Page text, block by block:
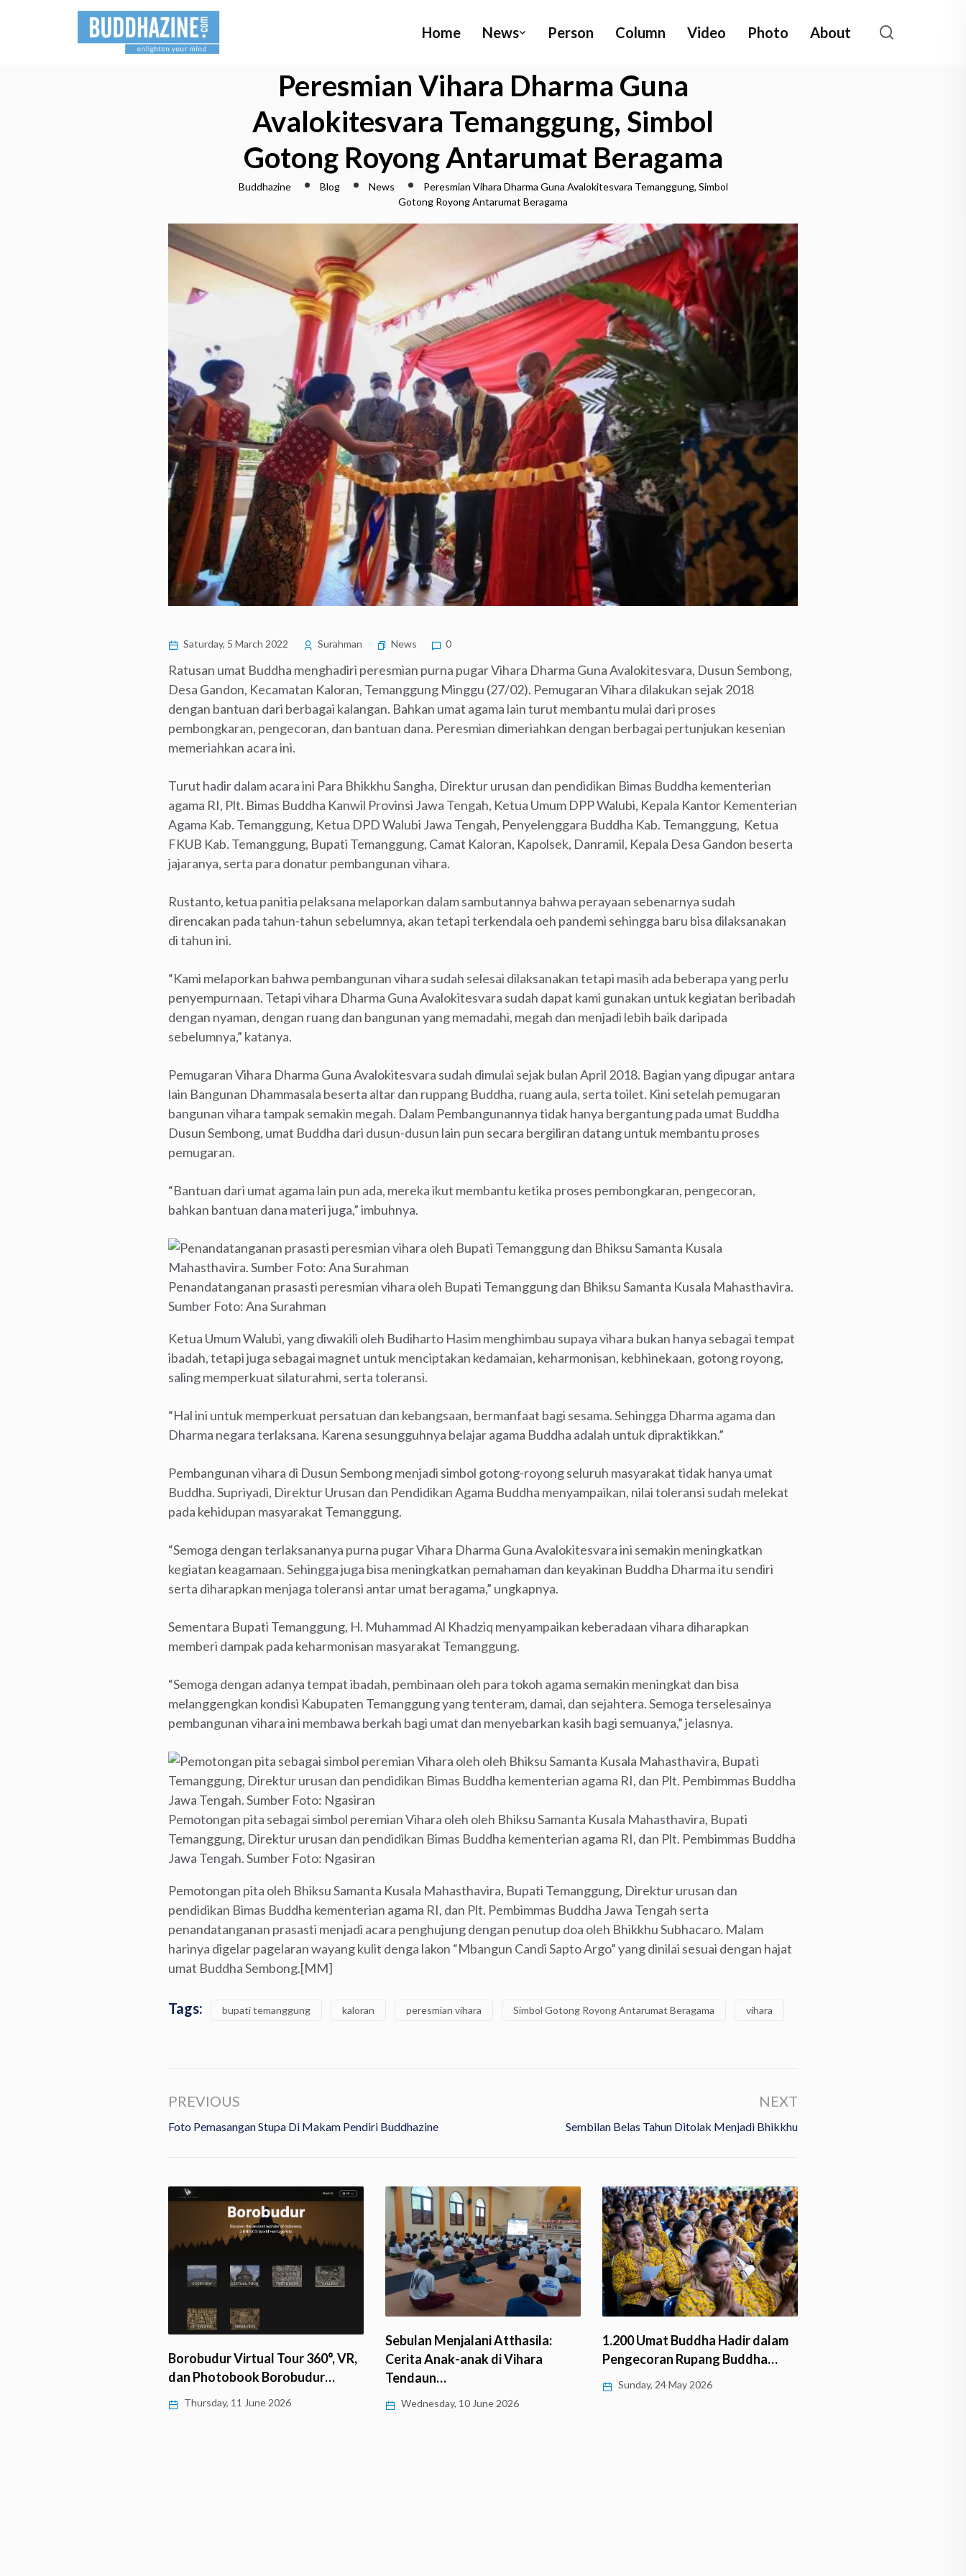
Home News Person Column Video Photo About
Peresmian Vihara Dharma Guna
Avalokitesvara Temanggung, Simbol
Gotong Royong Antarumat Beragama
Buddhazine Blog News
Peresmian Vihara Dharma Guna Avalokitesvara Temanggung, Simbol
Gotong Royong Antarumat Beragama
Saturday, 5 March 2022 Surahman News 0
Ratusan umat Buddha menghadiri peresmian purna pugar Vihara Dharma Guna Avalokitesvara, Dusun Sembong,
Desa Gandon, Kecamatan Kaloran, Temanggung Minggu (27/02). Pemugaran Vihara dilakukan sejak 2018
dengan bantuan dari berbagai kalangan. Bahkan umat agama lain turut membantu mulai dari proses
pembongkaran, pengecoran, dan bantuan dana. Peresmian dimeriahkan dengan berbagai pertunjukan kesenian
memeriahkan acara ini.
Turut hadir dalam acara ini Para Bhikkhu Sangha, Direktur urusan dan pendidikan Bimas Buddha kementerian
agama RI, Plt. Bimas Buddha Kanwil Provinsi Jawa Tengah, Ketua Umum DPP Walubi, Kepala Kantor Kementerian
Agama Kab. Temanggung, Ketua DPD Walubi Jawa Tengah, Penyelenggara Buddha Kab. Temanggung, Ketua
FKUB Kab. Temanggung, Bupati Temanggung, Camat Kaloran, Kapolsek, Danramil, Kepala Desa Gandon beserta
jajaranya, serta para donatur pembangunan vihara.
Rustanto, ketua panitia pelaksana melaporkan dalam sambutannya bahwa perayaan sebenarnya sudah
direncakan pada tahun-tahun sebelumnya, akan tetapi terkendala oeh pandemi sehingga baru bisa dilaksanakan
di tahun ini.
“Kami melaporkan bahwa pembangunan vihara sudah selesai dilaksanakan tetapi masih ada beberapa yang perlu
penyempurnaan. Tetapi vihara Dharma Guna Avalokitesvara sudah dapat kami gunakan untuk kegiatan beribadah
dengan nyaman, dengan ruang dan bangunan yang memadahi, megah dan menjadi lebih baik daripada
sebelumnya,” katanya.
Pemugaran Vihara Dharma Guna Avalokitesvara sudah dimulai sejak bulan April 2018. Bagian yang dipugar antara
lain Bangunan Dhammasala beserta altar dan ruppang Buddha, ruang aula, serta toilet. Kini setelah pemugaran
bangunan vihara tampak semakin megah. Dalam Pembangunannya tidak hanya bergantung pada umat Buddha
Dusun Sembong, umat Buddha dari dusun-dusun lain pun secara bergiliran datang untuk membantu proses
pemugaran.
“Bantuan dari umat agama lain pun ada, mereka ikut membantu ketika proses pembongkaran, pengecoran,
bahkan bantuan dana materi juga,” imbuhnya.
Penandatanganan prasasti peresmian vihara oleh Bupati Temanggung dan Bhiksu Samanta Kusala Mahasthavira.
Sumber Foto: Ana Surahman
Ketua Umum Walubi, yang diwakili oleh Budiharto Hasim menghimbau supaya vihara bukan hanya sebagai tempat
ibadah, tetapi juga sebagai magnet untuk menciptakan kedamaian, keharmonisan, kebhinekaan, gotong royong,
saling memperkuat silaturahmi, serta toleransi.
“Hal ini untuk memperkuat persatuan dan kebangsaan, bermanfaat bagi sesama. Sehingga Dharma agama dan
Dharma negara terlaksana. Karena sesungguhnya belajar agama Buddha adalah untuk dipraktikkan.”
Pembangunan vihara di Dusun Sembong menjadi simbol gotong-royong seluruh masyarakat tidak hanya umat
Buddha. Supriyadi, Direktur Urusan dan Pendidikan Agama Buddha menyampaikan, nilai toleransi sudah melekat
pada kehidupan masyarakat Temanggung.
“Semoga dengan terlaksananya purna pugar Vihara Dharma Guna Avalokitesvara ini semakin meningkatkan
kegiatan keagamaan. Sehingga juga bisa meningkatkan pemahaman dan keyakinan Buddha Dharma itu sendiri
serta diharapkan menjaga toleransi antar umat beragama,” ungkapnya.
Sementara Bupati Temanggung, H. Muhammad Al Khadziq menyampaikan keberadaan vihara diharapkan
memberi dampak pada keharmonisan masyarakat Temanggung.
“Semoga dengan adanya tempat ibadah, pembinaan oleh para tokoh agama semakin meningkat dan bisa
melanggengkan kondisi Kabupaten Temanggung yang tenteram, damai, dan sejahtera. Semoga terselesainya
pembangunan vihara ini membawa berkah bagi umat dan menyebarkan kasih bagi semuanya,” jelasnya.
Pemotongan pita sebagai simbol peremian Vihara oleh oleh Bhiksu Samanta Kusala Mahasthavira, Bupati
Temanggung, Direktur urusan dan pendidikan Bimas Buddha kementerian agama RI, dan Plt. Pembimmas Buddha
Jawa Tengah. Sumber Foto: Ngasiran
Pemotongan pita oleh Bhiksu Samanta Kusala Mahasthavira, Bupati Temanggung, Direktur urusan dan
pendidikan Bimas Buddha kementerian agama RI, dan Plt. Pembimmas Buddha Jawa Tengah serta
penandatanganan prasasti menjadi acara penghujung dengan penutup doa oleh Bhikkhu Subhacaro. Malam
harinya digelar pagelaran wayang kulit denga lakon “Mbangun Candi Sapto Argo” yang dinilai sesuai dengan hajat
umat Buddha Sembong.[MM]
Tags: bupati temanggung kaloran peresmian vihara Simbol Gotong Royong Antarumat Beragama vihara
PREVIOUS
Foto Pemasangan Stupa Di Makam Pendiri Buddhazine
NEXT
Sembilan Belas Tahun Ditolak Menjadi Bhikkhu
Borobudur Virtual Tour 360°, VR,
dan Photobook Borobudur…
Thursday, 11 June 2026
Sebulan Menjalani Atthasila:
Cerita Anak-anak di Vihara
Tendaun…
Wednesday, 10 June 2026
1.200 Umat Buddha Hadir dalam
Pengecoran Rupang Buddha…
Sunday, 24 May 2026